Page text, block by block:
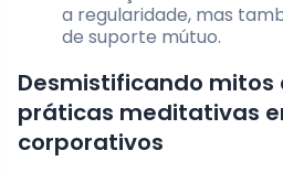
a regularidade, mas
de suporte mútuo.
Desmistificando mitos
práticas meditativas
corporativos